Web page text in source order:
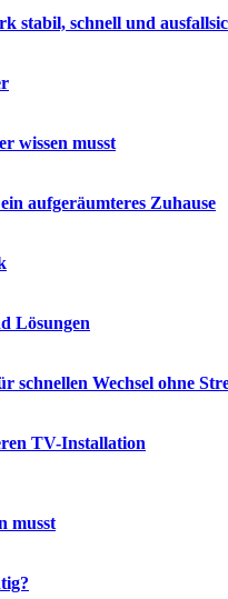
stabil, schnell und
wissen musst
aufgeräumteres Zuhause
Lösungen
schnellen Wechsel ohne
TV-Installation
musst